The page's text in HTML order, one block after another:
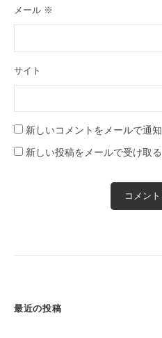
メール ※
サイト
新しいコメントをメールで通知
新しい投稿をメールで受け取る
最近の投稿